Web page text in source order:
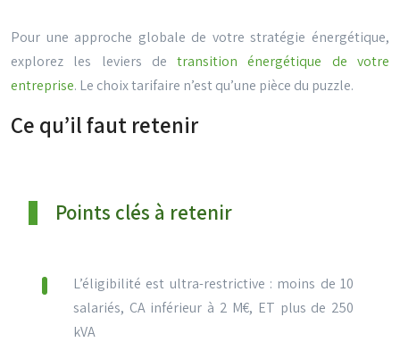
Pour une approche globale de votre stratégie énergétique,
explorez les leviers detransition énergétique de votre
entreprise. Le choix tarifaire n’est qu’une pièce du puzzle.
Ce qu’il faut retenir
Points clés à retenir
L’éligibilité est ultra-restrictive : moins de 10
salariés, CA inférieur à 2 M€, ET plus de 250
kVA